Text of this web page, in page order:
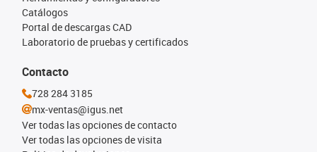
Catálogos
Portal de descargas CAD
Laboratorio de pruebas y certificados
Contacto
728 284 3185
mx-ventas@igus.net
Ver todas las opciones de contacto
Ver todas las opciones de visita